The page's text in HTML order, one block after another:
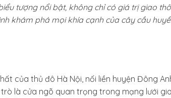
tượng nổi bật, không chỉ có giá trị giao
khám phá mọi khía cạnh của cây cầu
của thủ đô Hà Nội, nối liền huyện Đông
là cửa ngõ quan trọng trong mạng lưới